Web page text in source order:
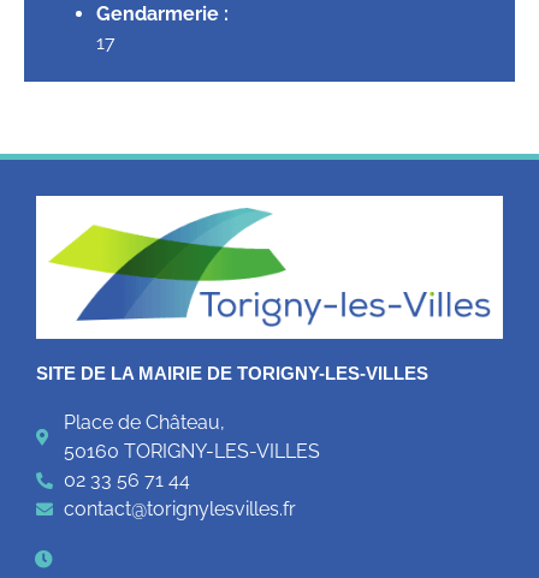
Gendarmerie :
17
SITE DE LA MAIRIE DE TORIGNY-LES-VILLES
Place de Château,
50160 TORIGNY-LES-VILLES
02 33 56 71 44
contact@torignylesvilles.fr